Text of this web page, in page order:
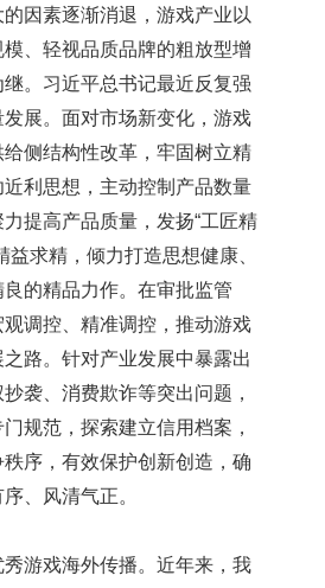
因素逐渐消退，游戏产业以
、轻视品质品牌的粗放型增
。习近平总书记最近反复强
展。面对市场新变化，游戏
侧结构性改革，牢固树立精
利思想，主动控制产品数量
提高产品质量，发扬“工匠精
益求精，倾力打造思想健康、
的精品力作。在审批监管
调控、精准调控，推动游戏
路。针对产业发展中暴露出
袭、消费欺诈等突出问题，
规范，探索建立信用档案，
序，有效保护创新创造，确
、风清气正。
戏海外传播。近年来，我